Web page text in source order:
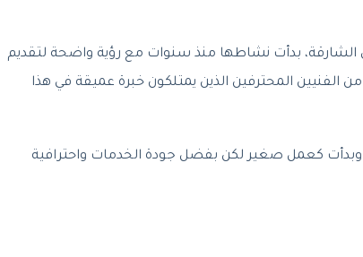
الشارقة، بدأت نشاطها منذ سنوات مع رؤية واضحة لتقديم
الفنيين المحترفين الذين يمتلكون خبرة عميقة في هذا
كعمل صغير لكن بفضل جودة الخدمات واحترافية